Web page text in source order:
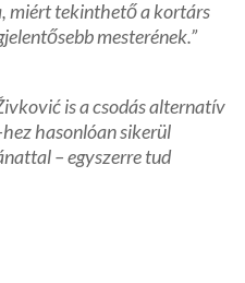
miért tekinthető a kortárs
mesterének.”
is a csodás alternatív
hez hasonlóan sikerül
– egyszerre tud